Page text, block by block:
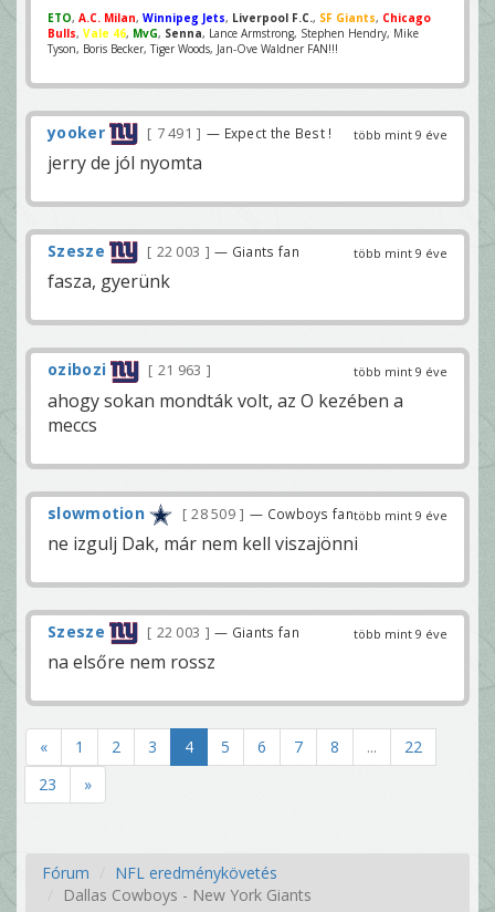
ETO, A.C. Milan, Winnipeg Jets, Liverpool F.C., SF Giants, Chicago
Bulls, Vale 46, MvG, Senna, Lance Armstrong, Stephen Hendry, Mike
Tyson, Boris Becker, Tiger Woods, Jan-Ove Waldner FAN!!!
több mint 9 éve
yooker 7 491 — Expect the Best !
jerry de jól nyomta
több mint 9 éve
Szesze 22 003 — Giants fan
fasza, gyerünk
több mint 9 éve
ozibozi 21 963
ahogy sokan mondták volt, az O kezében a
meccs
több mint 9 éve
slowmotion 28 509 — Cowboys fan
ne izgulj Dak, már nem kell viszajönni
több mint 9 éve
Szesze 22 003 — Giants fan
na elsőre nem rossz
« 1 2 3 4 5 6 7 8 ...
22
23
»
Fórum
NFL eredménykövetés
Dallas Cowboys - New York Giants